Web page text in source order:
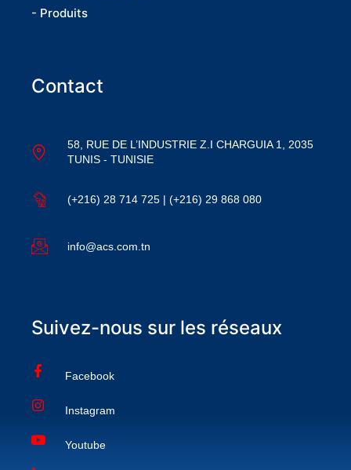
- Produits
Contact
58, RUE DE L’INDUSTRIE Z.I CHARGUIA 1, 2035
TUNIS - TUNISIE
(+216) 28 714 725 | (+216) 29 868 080
info@acs.com.tn
Suivez-nous sur les réseaux
Facebook
Instagram
Youtube